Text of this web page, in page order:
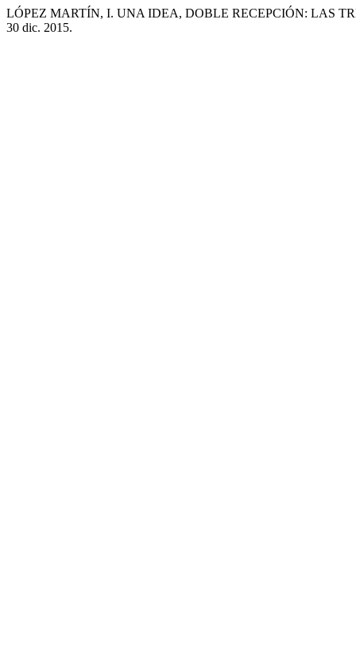
LÓPEZ MARTÍN, I. UNA IDEA, DOBLE RECEPCIÓN: LAS
30 dic. 2015.